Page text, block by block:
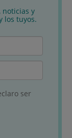
noticias y
los tuyos.
ser